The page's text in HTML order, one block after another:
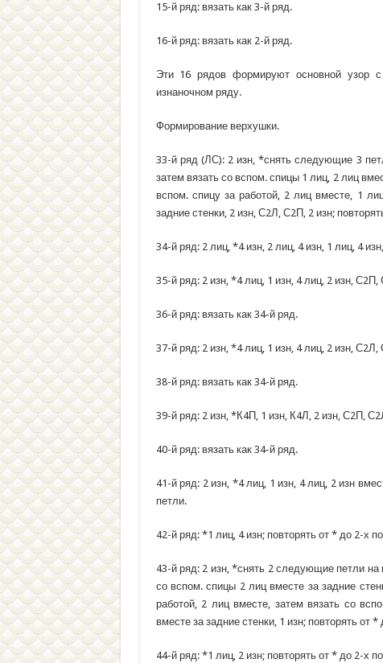
15-й ряд: вязать как 3-й ряд.
16-й ряд: вязать как 2-й ряд.
Эти 16 рядов формируют основной узор
изнаночном ряду.
Формирование верхушки.
33-й ряд (ЛС): 2 изн, *снять следующие 3
затем вязать со вспом. спицы 1 лиц, 2 лиц
вспом. спицу за работой, 2 лиц вместе, 1
задние стенки, 2 изн, С2Л, С2П, 2 изн;
34-й ряд: 2 лиц, *4 изн, 2 лиц, 4 изн, 1 лиц, 4
35-й ряд: 2 изн, *4 лиц, 1 изн, 4 лиц, 2 изн,
36-й ряд: вязать как 34-й ряд.
37-й ряд: 2 изн, *4 лиц, 1 изн, 4 лиц, 2 изн,
38-й ряд: вязать как 34-й ряд.
39-й ряд: 2 изн, *К4П, 1 изн, К4Л, 2 изн, С2П,
40-й ряд: вязать как 34-й ряд.
41-й ряд: 2 изн, *4 лиц, 1 изн, 4 лиц, 2 изн
петли.
42-й ряд: *1 лиц, 4 изн; повторять от * до 2-х
43-й ряд: 2 изн, *снять 2 следующие петли на
со вспом. спицы 2 лиц вместе за задние
работой, 2 лиц вместе, затем вязать со
вместе за задние стенки, 1 изн; повторять от *
44-й ряд: *1 лиц, 2 изн; повторять от * до 2-х